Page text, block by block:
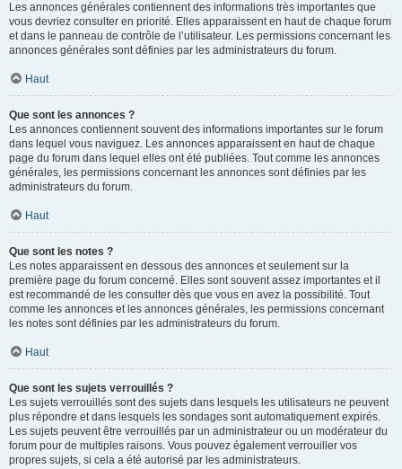
Les annonces générales contiennent des informations très importantes que
vous devriez consulter en priorité. Elles apparaissent en haut de chaque forum
et dans le panneau de contrôle de l’utilisateur. Les permissions concernant les
annonces générales sont définies par les administrateurs du forum.
Haut
Que sont les annonces ?
Les annonces contiennent souvent des informations importantes sur le forum
dans lequel vous naviguez. Les annonces apparaissent en haut de chaque
page du forum dans lequel elles ont été publiées. Tout comme les annonces
générales, les permissions concernant les annonces sont définies par les
administrateurs du forum.
Haut
Que sont les notes ?
Les notes apparaissent en dessous des annonces et seulement sur la
première page du forum concerné. Elles sont souvent assez importantes et il
est recommandé de les consulter dès que vous en avez la possibilité. Tout
comme les annonces et les annonces générales, les permissions concernant
les notes sont définies par les administrateurs du forum.
Haut
Que sont les sujets verrouillés ?
Les sujets verrouillés sont des sujets dans lesquels les utilisateurs ne peuvent
plus répondre et dans lesquels les sondages sont automatiquement expirés.
Les sujets peuvent être verrouillés par un administrateur ou un modérateur du
forum pour de multiples raisons. Vous pouvez également verrouiller vos
propres sujets, si cela a été autorisé par les administrateurs.